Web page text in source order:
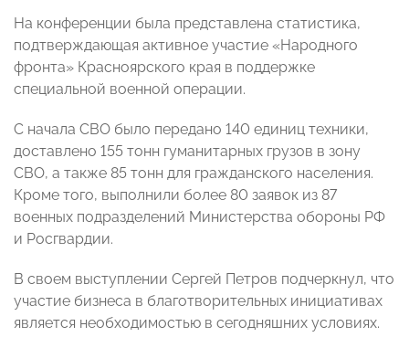
На конференции была представлена статистика,
подтверждающая активное участие «Народного
фронта» Красноярского края в поддержке
специальной военной операции.
С начала СВО было передано 140 единиц техники,
доставлено 155 тонн гуманитарных грузов в зону
СВО, а также 85 тонн для гражданского населения.
Кроме того, выполнили более 80 заявок из 87
военных подразделений Министерства обороны РФ
и Росгвардии.
В своем выступлении Сергей Петров подчеркнул, что
участие бизнеса в благотворительных инициативах
является необходимостью в сегодняшних условиях.